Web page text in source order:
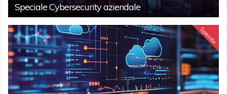
Speciale Cybersecurity aziendale
Speciale